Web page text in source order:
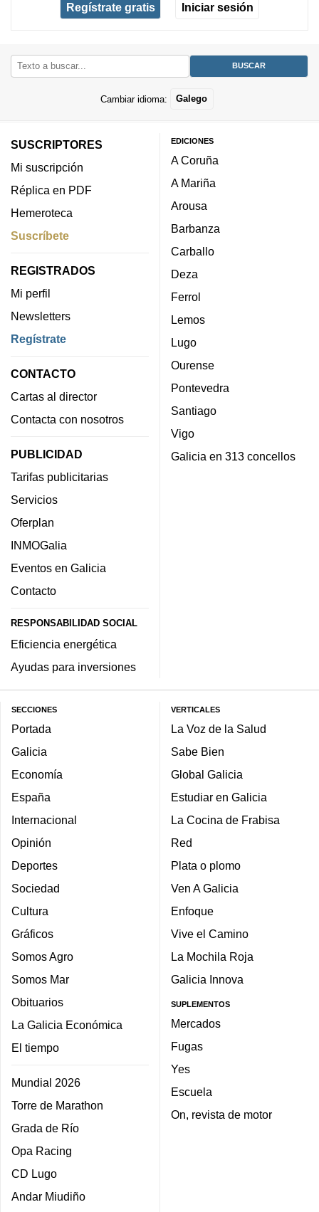
Regístrate gratis Iniciar sesión
Cambiar idioma: Galego
SUSCRIPTORES
Mi suscripción
Réplica en PDF
Hemeroteca
Suscríbete
REGISTRADOS
Mi perfil
Newsletters
Regístrate
CONTACTO
Cartas al director
Contacta con nosotros
PUBLICIDAD
Tarifas publicitarias
Servicios
Oferplan
INMOGalia
Eventos en Galicia
Contacto
RESPONSABILIDAD SOCIAL
Eficiencia energética
Ayudas para inversiones
EDICIONES
A Coruña
A Mariña
Arousa
Barbanza
Carballo
Deza
Ferrol
Lemos
Lugo
Ourense
Pontevedra
Santiago
Vigo
Galicia en 313 concellos
SECCIONES
Portada
Galicia
Economía
España
Internacional
Opinión
Deportes
Sociedad
Cultura
Gráficos
Somos Agro
Somos Mar
Obituarios
La Galicia Económica
El tiempo
Mundial 2026
Torre de Marathon
Grada de Río
Opa Racing
CD Lugo
Andar Miudiño
VERTICALES
La Voz de la Salud
Sabe Bien
Global Galicia
Estudiar en Galicia
La Cocina de Frabisa
Red
Plata o plomo
Ven A Galicia
Enfoque
Vive el Camino
La Mochila Roja
Galicia Innova
SUPLEMENTOS
Mercados
Fugas
Yes
Escuela
On, revista de motor